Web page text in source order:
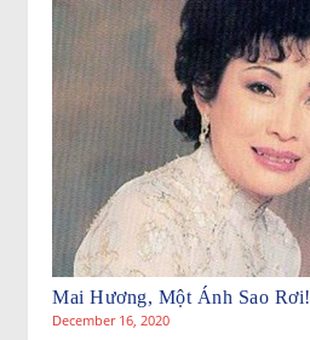
Mai Hương, Một Ánh Sao Rơi!
December 16, 2020